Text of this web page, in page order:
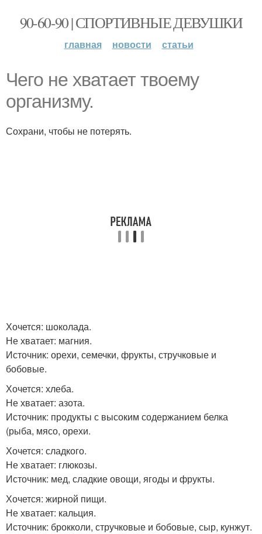
90-60-90 | СПОРТИВНЫЕ ДЕВУШКИ
главная новости статьи
Чего не хватает твоему
организму.
Сохрани, чтобы не потерять.
Хочется: шоколада.
Не хватает: магния.
Источник: орехи, семечки, фрукты, стручковые и
бобовые.
Хочется: хлеба.
Не хватает: азота.
Источник: продукты с высоким содержанием белка
(рыба, мясо, орехи.
Хочется: сладкого.
Не хватает: глюкозы.
Источник: мед, сладкие овощи, ягоды и фрукты.
Хочется: жирной пищи.
Не хватает: кальция.
Источник: брокколи, стручковые и бобовые, сыр, кунжут.